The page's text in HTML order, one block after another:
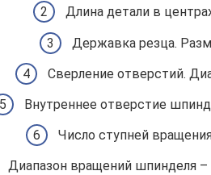
Длина детали в
Державка резца.
Сверление отверстий.
Внутреннее отверстие
Число ступней
Диапазон вращений шпинделя